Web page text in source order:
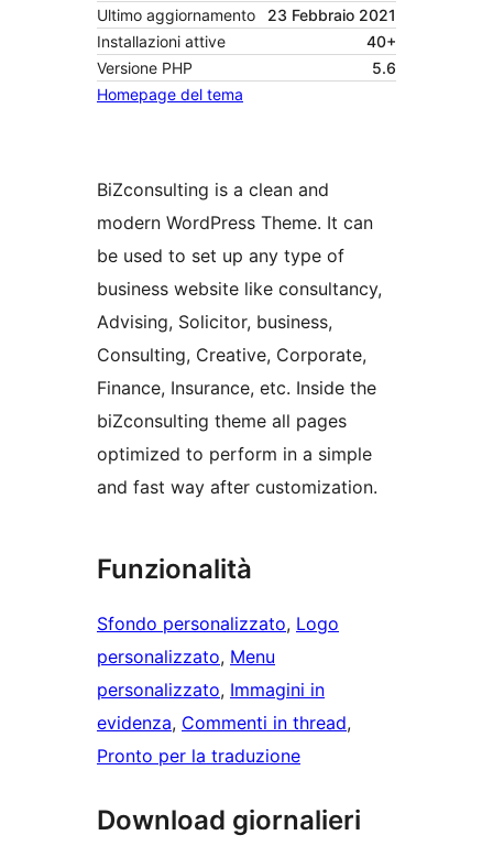
Ultimo aggiornamento
23 Febbraio 2021
Installazioni attive
40+
Versione PHP
5.6
Homepage del tema
BiZconsulting is a clean and
modern WordPress Theme. It can
be used to set up any type of
business website like consultancy,
Advising, Solicitor, business,
Consulting, Creative, Corporate,
Finance, Insurance, etc. Inside the
biZconsulting theme all pages
optimized to perform in a simple
and fast way after customization.
Funzionalità
Sfondo personalizzato, Logo
personalizzato, Menu
personalizzato, Immagini in
evidenza, Commenti in thread
Pronto per la traduzione
Download giornalieri